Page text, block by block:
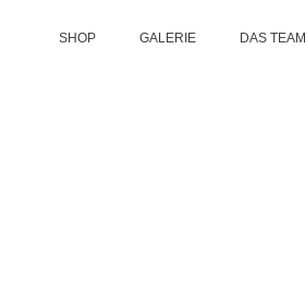
SHOP GALERIE DAS TEAM